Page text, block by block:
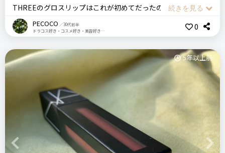
コメント（0 件）
ログイン
悪いところ（残念）
持ち運ぶのに太い、内容量が少なめ
注意点
シルバー部分に指紋がめっちゃつきます笑
おすすめする人・おすすめしない人
おすすめする人:マット系リップが好きな人
おすすめしない人:ナチュラルなリップメイクが好きな人
THREEのグロスリップはこれが初めてだったのですが、とても
つけ心地がよく、びっくりしました！
マットっぽい発色なのですが、しっかり潤ってフィット感があ
マット系リップは唇がカサカサしてしまうイメージがあったの
ですが、これで払拭されました^^
18番はわりとシックな大人っぽいカラーで、デイリーにも仕事
にもつけていきやすいです。
色持ちはすごくいいわけではなく、普通です。ティントじゃな
いので仕方ないかな。
マットリップにチャレンジしたい方におすすめです！
PECOCO ／30代前半
ドラコス好き・コスメ好き・美容好き・1歳の男の子のママ
0
Previous Next
5年以上前